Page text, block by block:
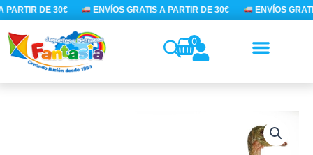
Ir
al
contenido
PARTIR DE 30€ ENVÍOS GRATIS A PARTIR DE 30€ ENVÍOS
0